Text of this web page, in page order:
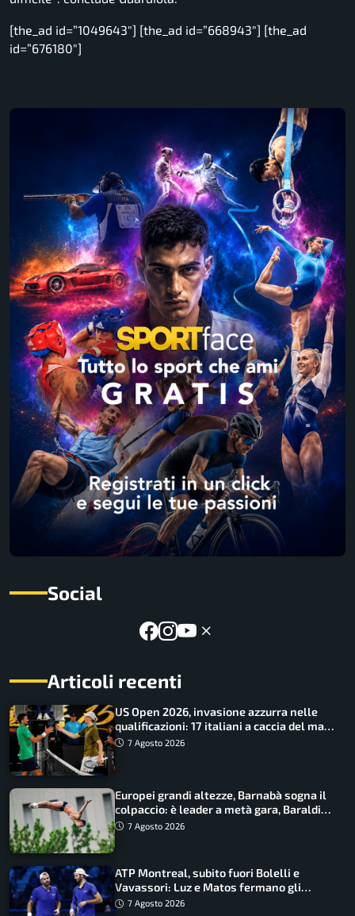
[the_ad id=”1049643″] [the_ad id=”668943″] [the_ad
id=”676180″]
Social
Articoli recenti
US Open 2026, invasione azzurra nelle
qualificazioni: 17 italiani a caccia del main
draw7 Agosto 2026
Europei grandi altezze, Barnabà sogna il
colpaccio: è leader a metà gara, Baraldi
ancora in corsa
7 Agosto 2026
ATP Montreal, subito fuori Bolelli e
Vavassori: Luz e Matos fermano gli
azzurri
7 Agosto 2026